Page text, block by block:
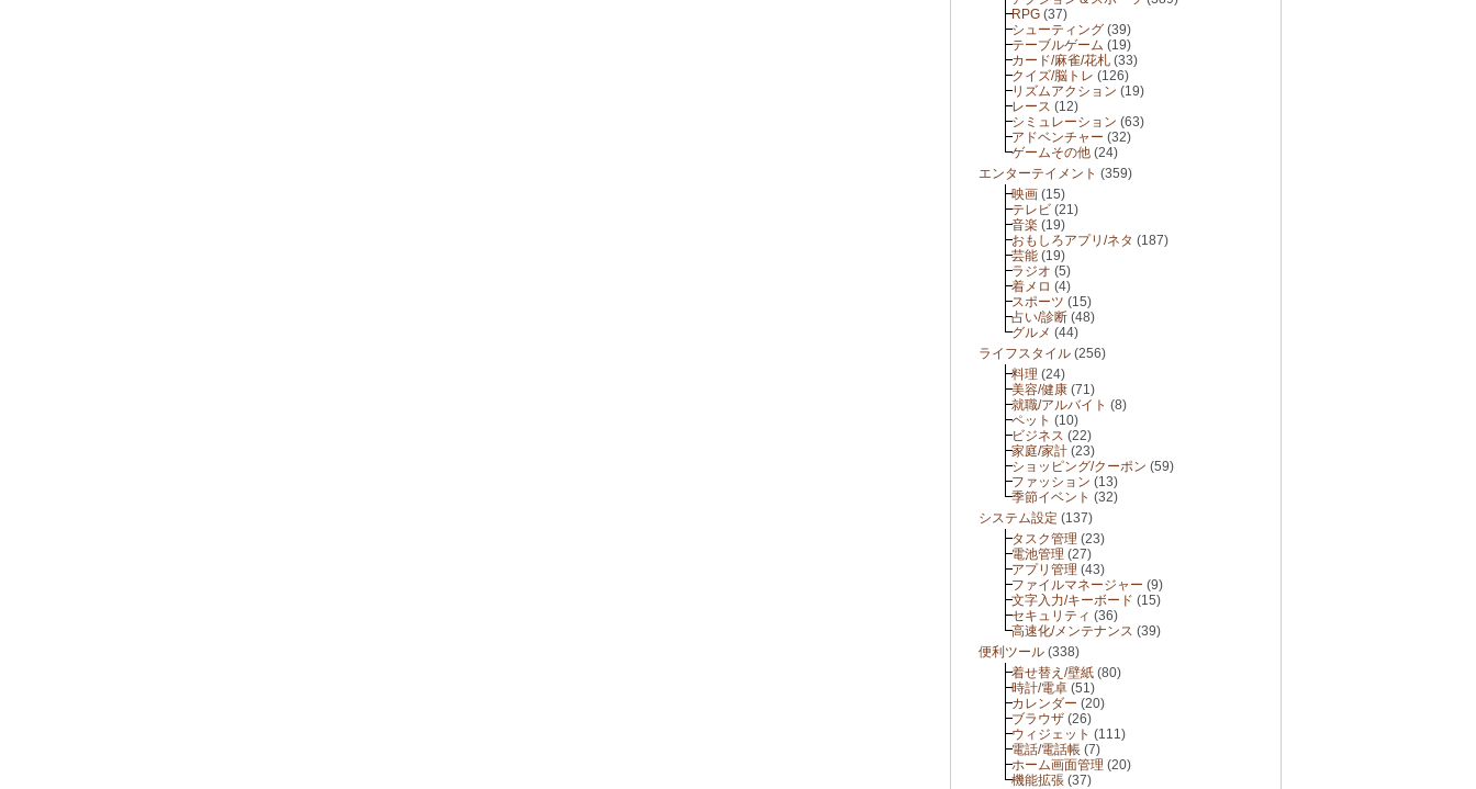
RPG (37)
シューティング (39)
テーブルゲーム (19)
カード/麻雀/花札 (33)
クイズ/脳トレ (126)
リズムアクション (19)
レース (12)
シミュレーション (63)
アドベンチャー (32)
ゲームその他 (24)
エンターテイメント (359)
映画 (15)
テレビ (21)
音楽 (19)
おもしろアプリ/ネタ (187)
芸能 (19)
ラジオ (5)
着メロ (4)
スポーツ (15)
占い/診断 (48)
グルメ (44)
ライフスタイル (256)
料理 (24)
美容/健康 (71)
就職/アルバイト (8)
ペット (10)
ビジネス (22)
家庭/家計 (23)
ショッピング/クーポン (59)
ファッション (13)
季節イベント (32)
システム設定 (137)
タスク管理 (23)
電池管理 (27)
アプリ管理 (43)
ファイルマネージャー (9)
文字入力/キーボード (15)
セキュリティ (36)
高速化/メンテナンス (39)
便利ツール (338)
着せ替え/壁紙 (80)
時計/電卓 (51)
カレンダー (20)
ブラウザ (26)
ウィジェット (111)
電話/電話帳 (7)
ホーム画面管理 (20)
機能拡張 (37)